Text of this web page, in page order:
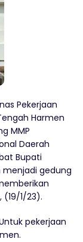
Pekerjaan
Harmen
MMP
Daerah
Bupati
menjadi gedung
1/23).
pekerjaan